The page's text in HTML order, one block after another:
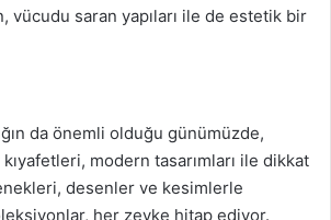
vücudu saran yapıları ile de estetik bir
da önemli olduğu günümüzde,
modern tasarımları ile dikkat
desenler ve kesimlerle
her zevke hitap ediyor.